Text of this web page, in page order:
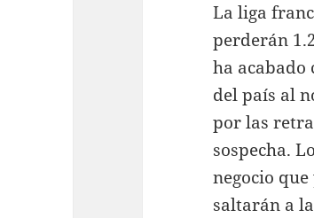
La liga
perderán
ha
del país al
por las
sospecha.
negocio
saltarán a